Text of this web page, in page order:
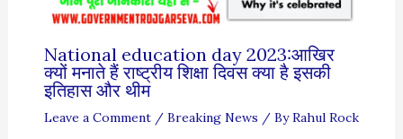
National education day 2023:आखिर
क्यों मनाते हैं राष्ट्रीय शिक्षा दिवस क्या है इसकी
इतिहास और थीम
Leave a Comment / Breaking News / ByRahul Rock